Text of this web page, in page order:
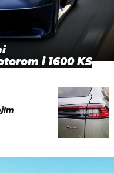
i 1600 KS